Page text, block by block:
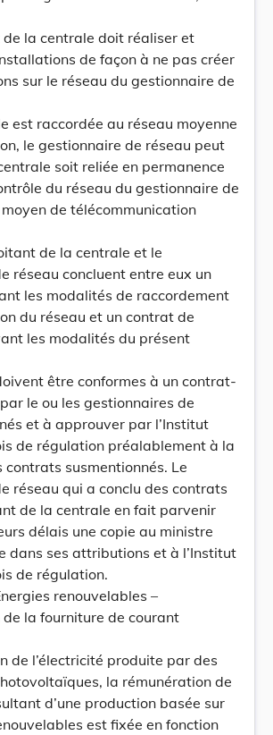
de la centrale doit réaliser et
de façon à ne pas créer
sur le réseau du gestionnaire de
est raccordée au réseau moyenne
le gestionnaire de réseau peut
soit reliée en permanence
du réseau du gestionnaire de
de télécommunication
de la centrale et le
réseau concluent entre eux un
les modalités de raccordement
du réseau et un contrat de
les modalités du présent
être conformes à un contrat-
le ou les gestionnaires de
et à approuver par l’Institut
de régulation préalablement à la
contrats susmentionnés. Le
réseau qui a conclu des contrats
de la centrale en fait parvenir
délais une copie au ministre
dans ses attributions et à l’Institut
de régulation.
renouvelables –
la fourniture de courant
de l’électricité produite par des
la rémunération de
d’une production basée sur
est fixée en fonction